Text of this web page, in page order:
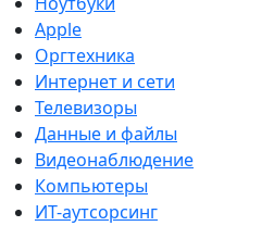
Apple
Оргтехника
Интернет и сети
Телевизоры
Данные и файлы
Видеонаблюдение
Компьютеры
ИТ-аутсорсинг